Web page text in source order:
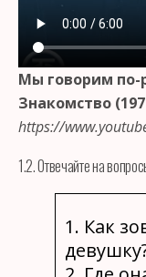
Мы говорим по-
Знакомство
https://
1.2. Отвечайте на
1. Как